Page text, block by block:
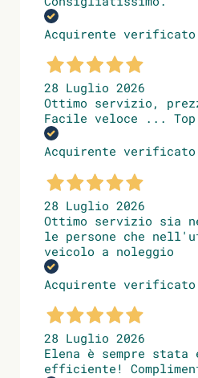
Acquirente verificato
28 Luglio 2026
Ottimo servizio,
Facile veloce ... Top
Acquirente verificato
28 Luglio 2026
Ottimo servizio sia
le persone che
veicolo a noleggio
Acquirente verificato
28 Luglio 2026
Elena è sempre stata
efficiente!